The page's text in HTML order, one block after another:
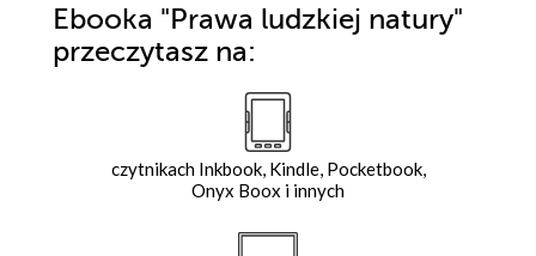
Ebooka "Prawa ludzkiej natury"
przeczytasz na:
czytnikach Inkbook, Kindle, Pocketbook,
Onyx Boox i innych